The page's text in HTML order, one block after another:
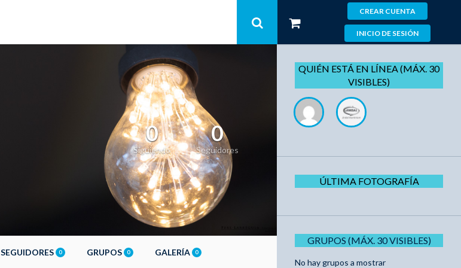
CREAR CUENTA
INICIO DE SESIÓN
0
Siguiendo
0
Seguidores
SEGUIDORES 0 GRUPOS 0 GALERÍA 0
QUIÉN ESTÁ EN LÍNEA (MÁX. 30
VISIBLES)
ÚLTIMA FOTOGRAFÍA
GRUPOS (MÁX. 30 VISIBLES)
No hay grupos a mostrar